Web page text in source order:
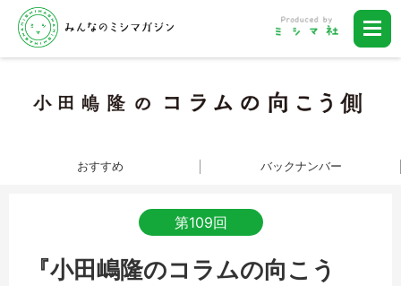
おすすめ バックナンバー
第109回
『小田嶋隆のコラムの向こう